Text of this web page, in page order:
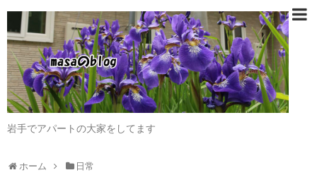
岩手でアパートの大家をしてます
ホーム 日常